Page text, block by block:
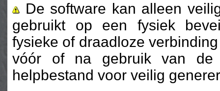
De software kan alleen
gebruikt op een fysiek
fysieke of draadloze
vóór of na gebruik van de
helpbestand voor veilig